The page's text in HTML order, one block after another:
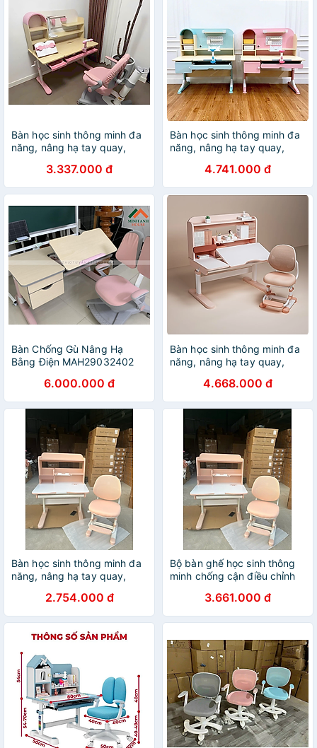
Bàn học sinh thông minh đa
năng, nâng hạ tay quay,
chống cận Tundo CTIRS110
ngang 110cm
3.337.000 đ
Bàn học sinh thông minh đa
năng, nâng hạ tay quay,
chống lóa Tundo CTS06
ngang 120cm
4.741.000 đ
Bàn Chống Gù Nâng Hạ
Bằng Điện MAH29032402
6.000.000 đ
Bàn học sinh thông minh đa
năng, nâng hạ tay quay,
chống cận Tundo
CTIRPro100 kèm đèn ngang
120cm
4.668.000 đ
Bàn học sinh thông minh đa
năng, nâng hạ tay quay,
chống cận Tundo
CTIRPro80 kèm đèn ngang
80cm
2.754.000 đ
Bộ bàn ghế học sinh thông
minh chống cận điều chỉnh
CTIRSP80 kèm đèn ngang
80cm
3.661.000 đ